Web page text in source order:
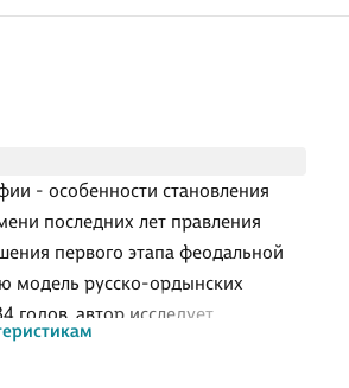
- особенности становления
последних лет правления
первого этапа феодальной
модель русско-ордынских
годов, автор исследует
о военных, политических,
связях Руси и Орды.